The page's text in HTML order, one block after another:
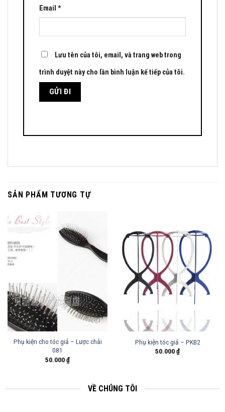
Email *
Lưu tên của tôi, email, và trang web trong
trình duyệt này cho lần bình luận kế tiếp của tôi.
SẢN PHẨM TƯƠNG TỰ
Phụ kiện cho tóc giả – Lược chải
081
50.000₫
Phụ kiện tóc giả – PKB2
50.000₫
VỀ CHÚNG TÔI